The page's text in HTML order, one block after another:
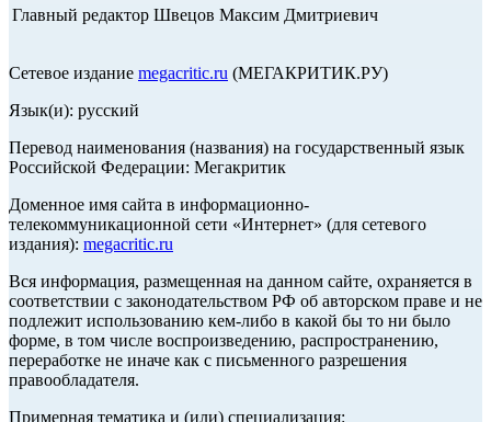
Главный редактор Швецов Максим Дмитриевич
Сетевое издание megacritic.ru (МЕГАКРИТИК.РУ)
Язык(и): русский
Перевод наименования (названия) на государственный язык
Российской Федерации: Мегакритик
Доменное имя сайта в информационно-
телекоммуникационной сети «Интернет» (для сетевого
издания): megacritic.ru
Вся информация, размещенная на данном сайте, охраняется в
соответствии с законодательством РФ об авторском праве и не
подлежит использованию кем-либо в какой бы то ни было
форме, в том числе воспроизведению, распространению,
переработке не иначе как с письменного разрешения
правообладателя.
Примерная тематика и (или) специализация: